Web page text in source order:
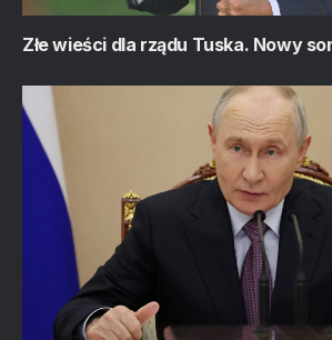
Złe wieści dla rządu Tuska. Nowy